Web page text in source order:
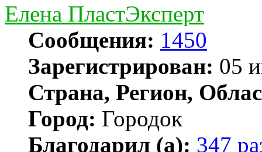
Елена ПластЭксперт
Сообщения: 1450
Зарегистрирован: 05
Страна, Регион,
Город: Городок
Благодарил (а): 347